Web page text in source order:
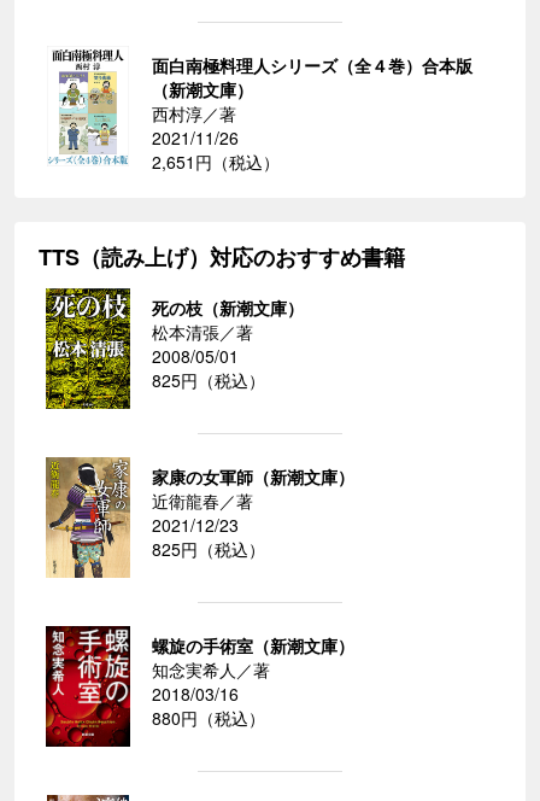
面白南極料理人シリーズ（全４巻）合本版
（新潮文庫）
西村淳／著
2021/11/26
2,651円（税込）
TTS（読み上げ）対応のおすすめ書籍
死の枝（新潮文庫）
松本清張／著
2008/05/01
825円（税込）
家康の女軍師（新潮文庫）
近衛龍春／著
2021/12/23
825円（税込）
螺旋の手術室（新潮文庫）
知念実希人／著
2018/03/16
880円（税込）